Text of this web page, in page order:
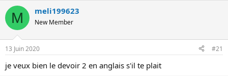
t
e
u
r
d
e
a
e
d
d
u
M meli199623
New Member
13 Juin 2020 #21
je veux bien le devoir 2 en anglais s'il te plait